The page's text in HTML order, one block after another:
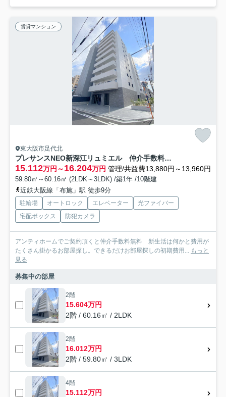
賃貸マンション
東大阪市足代北
プレサンスNEO新深江リュミエル 仲介手数料無料
15.112万円～16.204万円 管理/共益費13,880円～13,960円
59.80㎡～60.16㎡ (2LDK～3LDK) /築1年 /10階建
近鉄大阪線「布施」駅 徒歩9分
駐輪場 オートロック エレベーター
光ファイバー
宅配ボックス
防犯カメラ
アンティホームでご契約頂くと仲介手数料無料 新生活は何かと費用が
たくさん掛かるお部屋探し。できるだけお部屋探しの初期費用... もっと
見る
募集中の部屋
2階
15.604万円
2階 / 60.16㎡ / 2LDK
2階
16.012万円
2階 / 59.80㎡ / 3LDK
4階
15.112万円